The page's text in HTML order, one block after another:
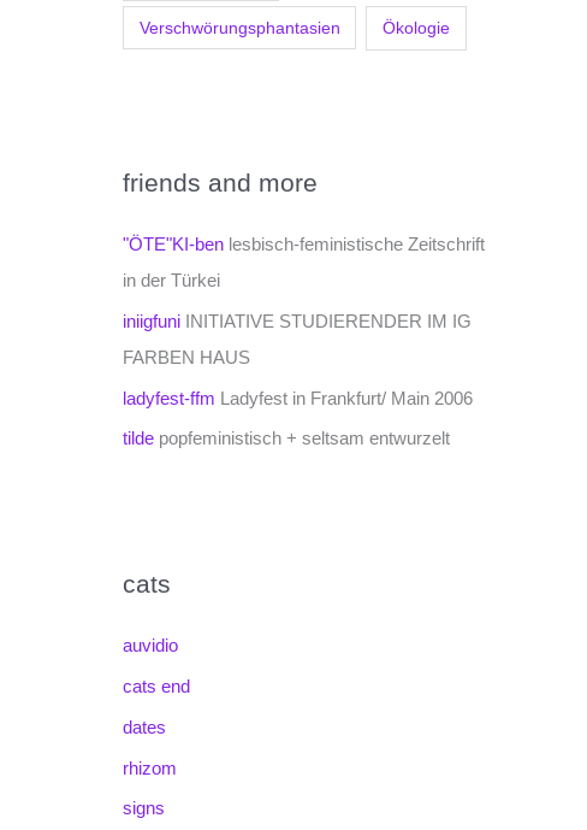
Verschwörungsphantasien Ökologie
friends and more
"ÖTE"KI-ben lesbisch-feministische Zeitschrift
in der Türkei
iniigfuni INITIATIVE STUDIERENDER IM IG
FARBEN HAUS
ladyfest-ffm Ladyfest in Frankfurt/ Main 2006
tilde popfeministisch + seltsam entwurzelt
cats
auvidio
cats end
dates
rhizom
signs